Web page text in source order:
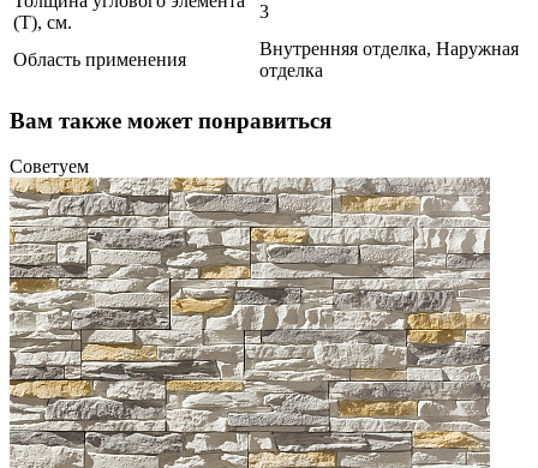
(T), см.
3
Область применения
Внутренняя отделка, Наружная
отделка
Вам также может понравиться
Советуем